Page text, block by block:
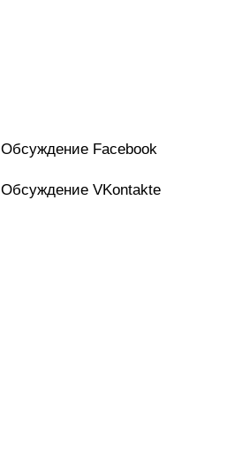
Обсуждение Facebook
Обсуждение VKontakte